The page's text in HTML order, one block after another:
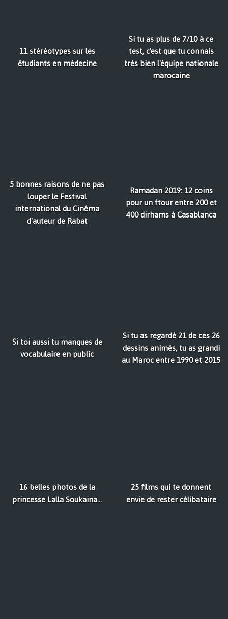
11 stéréotypes sur les
étudiants en médecine
Si tu as plus de 7/10 à ce
test, c'est que tu connais
très bien l'équipe nationale
marocaine
5 bonnes raisons de ne pas
louper le Festival
international du Cinéma
d'auteur de Rabat
Ramadan 2019: 12 coins
pour un ftour entre 200 et
400 dirhams à Casablanca
Si toi aussi tu manques de
vocabulaire en public
Si tu as regardé 21 de ces 26
dessins animés, tu as grandi
au Maroc entre 1990 et 2015
16 belles photos de la
princesse Lalla Soukaina...
25 films qui te donnent
envie de rester célibataire